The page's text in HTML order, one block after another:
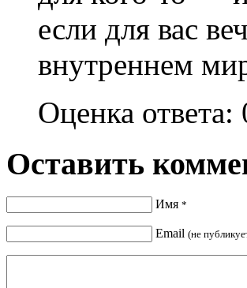
если для вас
внутреннем
Оценка ответа:
Оставить
Имя *
Email (не